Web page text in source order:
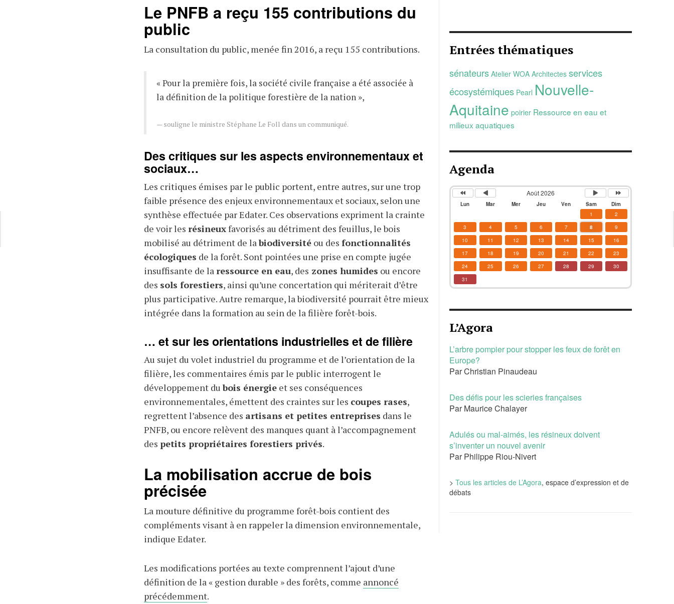
Le PNFB a reçu 155 contributions du
public
La consultation du public, menée fin 2016, a reçu 155 contributions.
« Pour la première fois, la société civile française a été associée à
la définition de la politique forestière de la nation »,
souligne le ministre Stéphane Le Foll dans un communiqué.
Des critiques sur les aspects environnementaux et
sociaux…
Les critiques émises par le public portent, entre autres, sur une trop
faible présence des enjeux environnementaux et sociaux, selon une
synthèse effectuée par Edater. Ces observations expriment la crainte
de voir les résineuxfavorisés au détriment des feuillus, le bois
mobilisé au détriment de labiodiversitéou des fonctionnalités
écologiques de la forêt. Sont pointées une prise en compte jugée
insuffisante de la ressource en eau, des zones humides ou encore
des sols forestiers, ainsi qu’une concertation qui mériterait d’être
plus participative. Autre remarque, la biodiversité pourrait être mieux
intégrée dans la formation au sein de la filière forêt-bois.
… et sur les orientations industrielles et de filière
Au sujet du volet industriel du programme et de l’orientation de la
filière, les commentaires émis par le public interrogent le
développement dubois énergieet ses conséquences
environnementales, émettent des craintes sur les coupes rases,
regrettent l’absence des artisans et petites entreprises dans le
PNFB, ou encore relèvent des manques quant à l’accompagnement
des petits propriétaires forestiers privés.
La mobilisation accrue de bois
précisée
La mouture définitive du programme forêt-bois contient des
compléments visant à en rappeler la dimension environnementale,
indique Edater.
Les modifications portées au texte comprennent l’ajout d’une
définition de la « gestion durable » des forêts, comme annoncé
précédemment.
Entrées thématiques
sénateurs Atelier WOA Architectes services
écosystémiques Pearl Nouvelle-
Aquitaine poirier Ressource en eau et
milieux aquatiques
Agenda
Août 2026
Lun Mar Mer Jeu Ven Sam
Dim
1
2
3
4 5 6 7 8
9
10
11 12 13 14 15
16
17
18 19 20 21 22
23
24
25 26 27 28 29
30
31
L’Agora
L’arbre pompier pour stopper les feux de forêt en
Europe?
Par Christian Pinaudeau
Des défis pour les scieries françaises
Par Maurice Chalayer
Adulés ou mal-aimés, les résineux doivent
s’inventer un nouvel avenir
Par Philippe Riou-Nivert
> Tous les articles de L’Agora, espace d’expression et de
débats